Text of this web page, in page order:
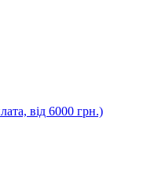
від 6000 грн.)